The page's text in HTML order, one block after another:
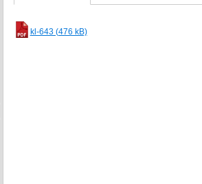
kl-643 (476 kB)